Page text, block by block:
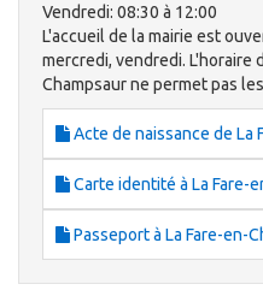
Vendredi: 08:30 à 12:00
L'accueil de la mairie est
mercredi, vendredi. L'horaire
Champsaur ne permet pas
Acte de naissance de La
Carte identité à La Fare-
Passeport à La Fare-en-